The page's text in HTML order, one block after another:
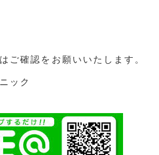
ご確認をお願いいたします。
ック